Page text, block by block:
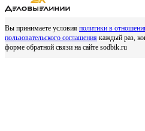
Вы принимаете условия политики в
пользовательского соглашения каждый раз,
форме обратной связи на сайте sodbik.ru